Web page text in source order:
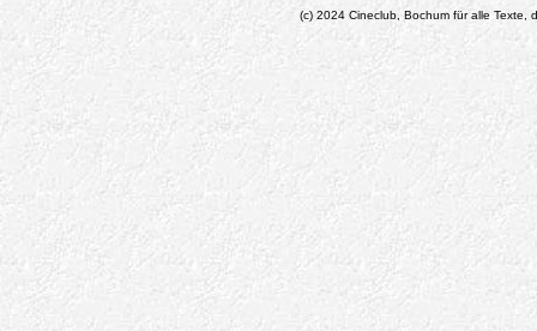
(c) 2024 Cineclub, Bochum für alle Texte,